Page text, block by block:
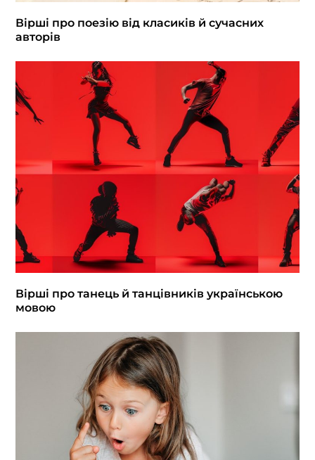
Вірші про поезію від класиків й сучасних
авторів
Вірші про танець й танцівників українською
мовою